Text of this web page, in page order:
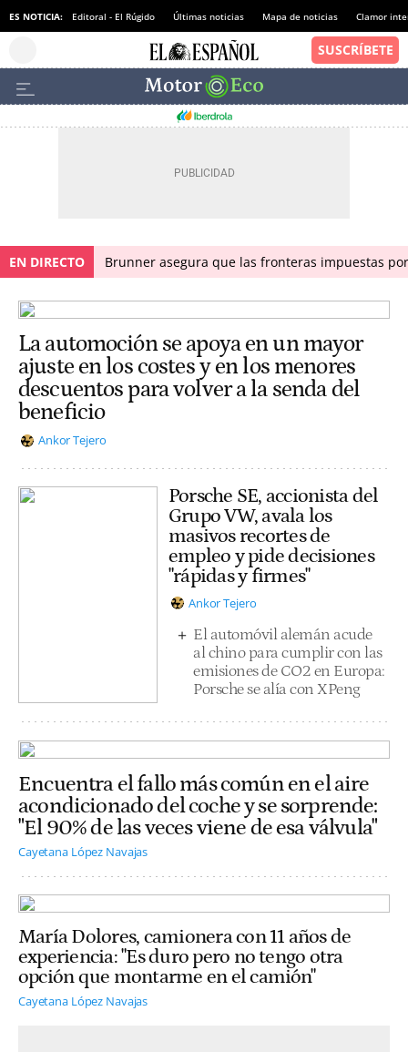
ES NOTICIA: Editoral - El Rúgido Últimas noticias Mapa de noticias Clamor
EN DIRECTO Brunner asegura que las fronteras impuestas
La automoción se apoya en un mayor
ajuste en los costes y en los menores
descuentos para volver a la senda del
beneficio
Ankor Tejero
Porsche SE, accionista del
Grupo VW, avala los
masivos recortes de
empleo y pide decisiones
"rápidas y firmes"
Ankor Tejero
El automóvil alemán acude
al chino para cumplir con las
emisiones de CO2 en Europa:
Porsche se alía con XPeng
Encuentra el fallo más común en el aire
acondicionado del coche y se sorprende:
"El 90% de las veces viene de esa válvula"
Cayetana López Navajas
María Dolores, camionera con 11 años de
experiencia: "Es duro pero no tengo otra
opción que montarme en el camión"
Cayetana López Navajas